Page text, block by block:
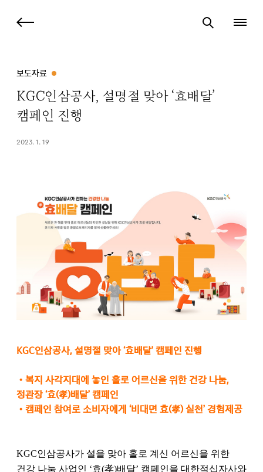
보도자료
KGC인삼공사, 설명절 맞아 ‘효배달’
캠페인 진행
2023. 1. 19
KGC인삼공사, 설명절 맞아 ‘효배달’ 캠페인 진행
• 복지 사각지대에 놓인 홀로 어르신을 위한 건강 나눔,
정관장 ‘효(孝)배달’ 캠페인
• 캠페인 참여로 소비자에게 ‘비대면 효(孝) 실천’ 경험제공
KGC인삼공사가 설을 맞아 홀로 계신 어르신을 위한
건강 나눔 사업인 ‘효(孝)배달’ 캠페인을 대한적십자사와